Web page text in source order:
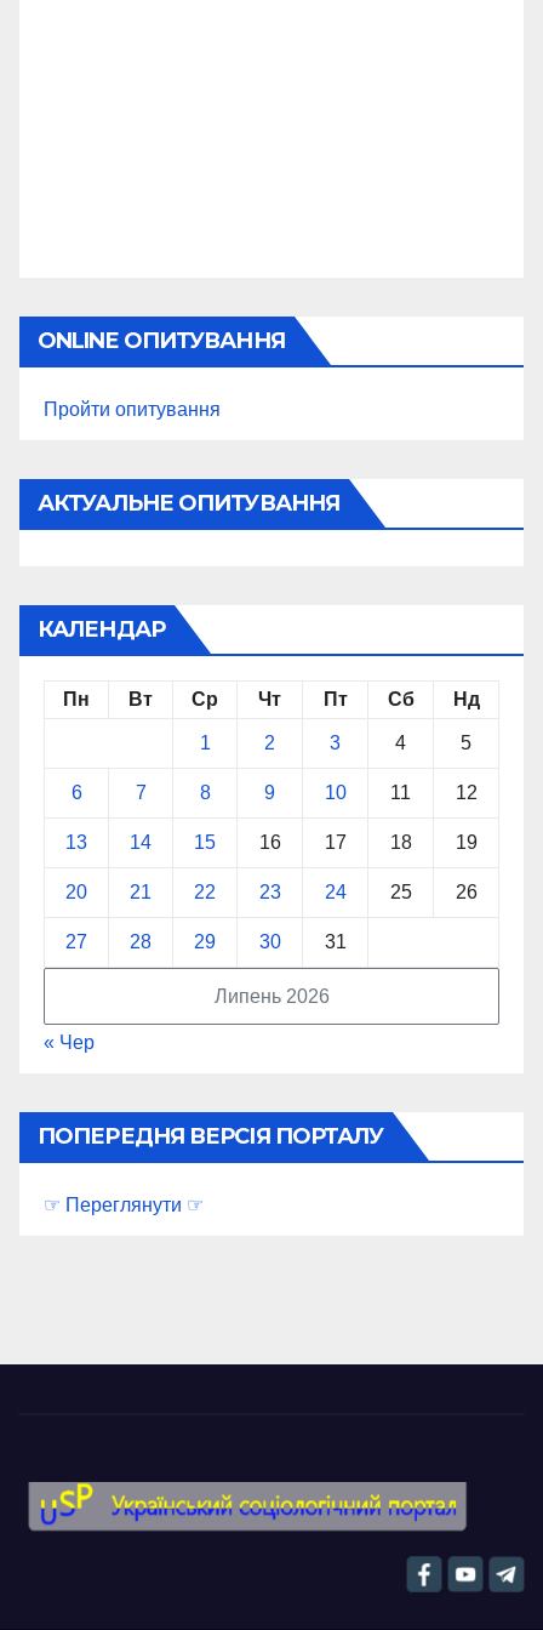
ONLINE ОПИТУВАННЯ
Пройти опитування
АКТУАЛЬНЕ ОПИТУВАННЯ
КАЛЕНДАР
Липень 2026
Пн Вт Ср Чт Пт Сб Нд
1 2 3 4 5
6 7 8 9 10 11 12
13 14 15 16 17 18 19
20 21 22 23 24 25 26
27 28 29 30 31
« Чер
ПОПЕРЕДНЯ ВЕРСІЯ ПОРТАЛУ
☞ Переглянути ☞